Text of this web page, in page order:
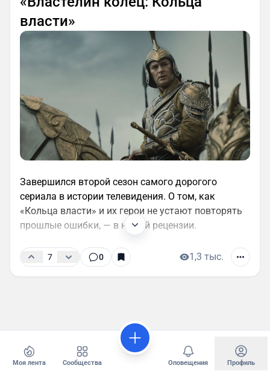
власти»
Завершился второй сезон самого дорогого
сериала в истории телевидения. О том, как
«Кольца власти» и их герои не устают повторять
прошлые ошибки, — в нашей рецензии.
7 0 1,3 тыс.
Моя лента Сообщества Оповещения Профиль